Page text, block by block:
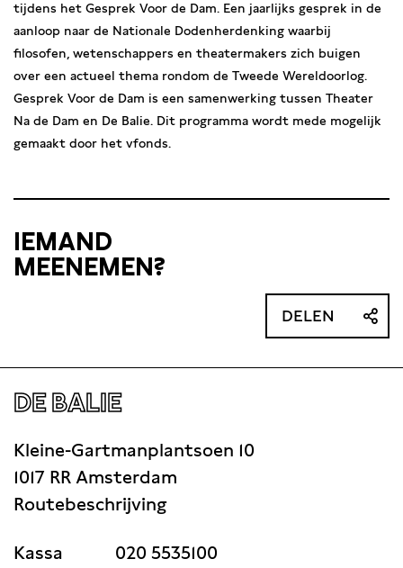
tijdens het Gesprek Voor de Dam. Een jaarlijks gesprek in de
aanloop naar de Nationale Dodenherdenking waarbij
filosofen, wetenschappers en theatermakers zich buigen
over een actueel thema rondom de Tweede Wereldoorlog.
Gesprek Voor de Dam is een samenwerking tussen Theater
Na de Dam en De Balie. Dit programma wordt mede mogelijk
gemaakt door het vfonds.
IEMAND
MEENEMEN?
DELEN
DE BALIE
Kleine-Gartmanplantsoen 10
1017 RR Amsterdam
Routebeschrijving
Kassa
020 5535100